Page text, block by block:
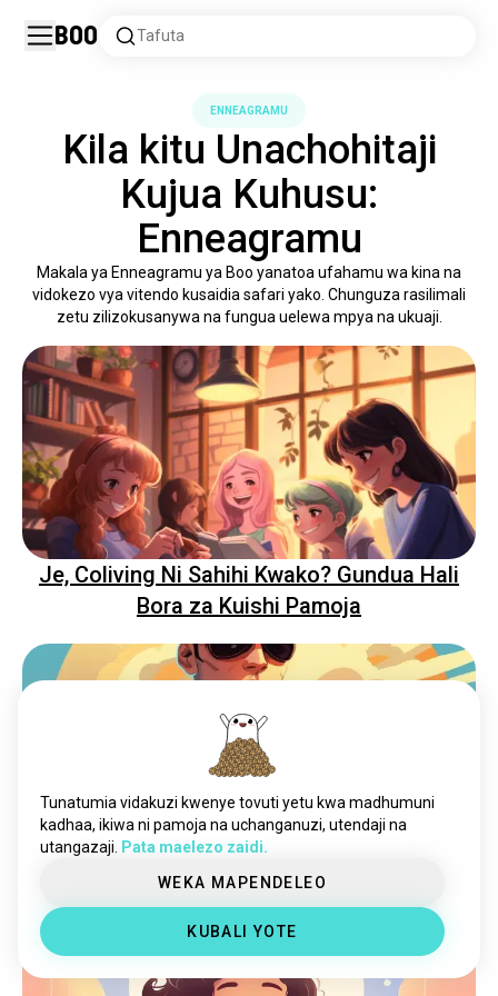
Boo Tafuta
ENNEAGRAMU
Kila kitu Unachohitaji
Kujua Kuhusu:
Enneagramu
Makala ya Enneagramu ya Boo yanatoa ufahamu wa kina na
vidokezo vya vitendo kusaidia safari yako. Chunguza rasilimali
zetu zilizokusanywa na fungua uelewa mpya na ukuaji.
Je, Coliving Ni Sahihi Kwako? Gundua Hali
Bora za Kuishi Pamoja
Kufungua Siri: Ni Sifa Zipi Zinazowakilisha
mfano wa "Mtu Mbaya"?
Tunatumia vidakuzi kwenye tovuti yetu kwa madhumuni
kadhaa, ikiwa ni pamoja na uchanganuzi, utendaji na
utangazaji.
Pata maelezo zaidi.
WEKA MAPENDELEO
KUBALI YOTE